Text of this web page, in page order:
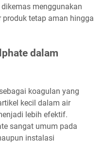
menggunakan
tetap aman hingga
dalam
koagulan yang
kecil dalam air
lebih efektif.
sangat umum pada
instalasi